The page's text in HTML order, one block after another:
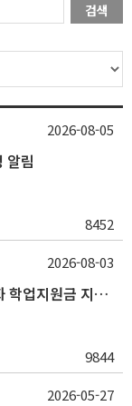
검색
알림
8452
2026-08-05
2026-2 대학혁신지원사업 인문학 역량강화 학업지원금 지원 선발 안내 (학/석/박사)
9844
2026-08-03
2026-05-27